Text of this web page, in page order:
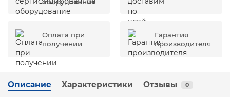
Оплата при
получении
Гарантия
производителя
Описание Характеристики Отзывы 0